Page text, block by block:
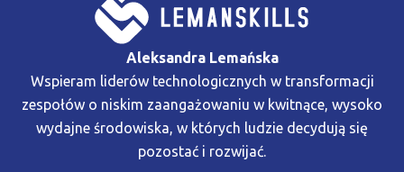
Aleksandra Lemańska
Wspieram liderów technologicznych w transformacji
zespołów o niskim zaangażowaniu w kwitnące, wysoko
wydajne środowiska, w których ludzie decydują się
pozostać i rozwijać.